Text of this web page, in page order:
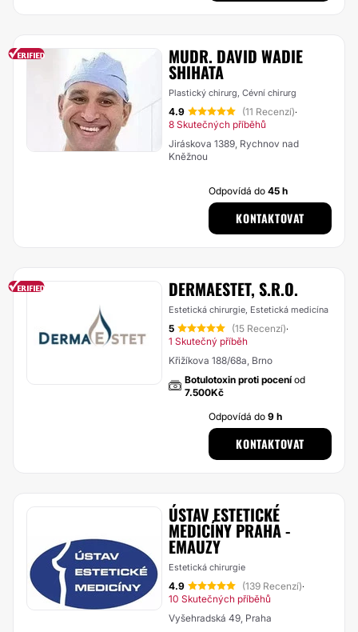
MUDR. DAVID WADIE
SHIHATA
Plastický chirurg, Cévní chirurg
4.9 (11 Recenzí)·
8 Skutečných příběhů
Jiráskova 1389, Rychnov nad
Kněžnou
Odpovídá do45 h
KONTAKTOVAT
DERMAESTET, S.R.O.
Estetická chirurgie, Estetická medicína
5 (15 Recenzí)·
1 Skutečný příběh
Křižíkova 188/68a, Brno
Botulotoxin proti poceníod
7.500Kč
Odpovídá do9 h
KONTAKTOVAT
ÚSTAV ESTETICKÉ
MEDICÍNY PRAHA -
EMAUZY
Estetická chirurgie
4.9 (139 Recenzí)·
10 Skutečných příběhů
Vyšehradská 49, Praha